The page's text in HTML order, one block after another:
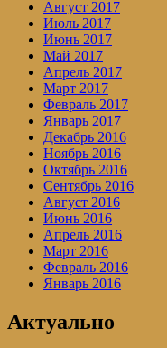
Август 2017
Июль 2017
Июнь 2017
Май 2017
Апрель 2017
Март 2017
Февраль 2017
Январь 2017
Декабрь 2016
Ноябрь 2016
Октябрь 2016
Сентябрь 2016
Август 2016
Июнь 2016
Апрель 2016
Март 2016
Февраль 2016
Январь 2016
Актуально